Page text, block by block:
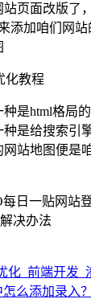
页面改版了
添加咱们网站
化教程
是html格局
是给搜索引
站地图便是
日一贴网站
决办法
化_前端开发_
么添加录入？